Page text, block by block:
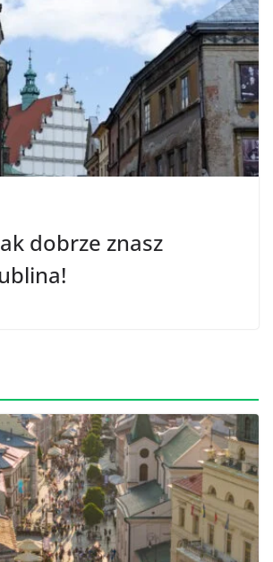
dobrze znasz